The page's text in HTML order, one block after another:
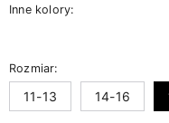
Inne kolory:
Rozmiar:
11-13 14-16